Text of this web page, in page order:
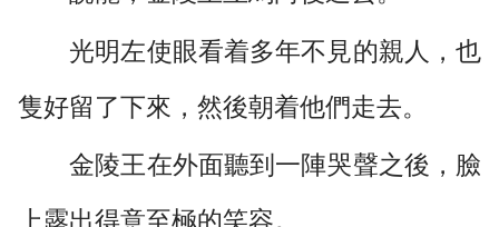
光明左使眼看着多年不見的親人，也
隻好留了下來，然後朝着他們走去。
金陵王在外面聽到一陣哭聲之後，臉
上露出得意至極的笑容。